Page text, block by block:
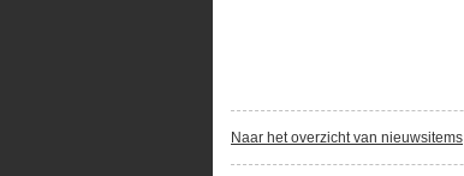
Naar het overzicht van nieuwsitems